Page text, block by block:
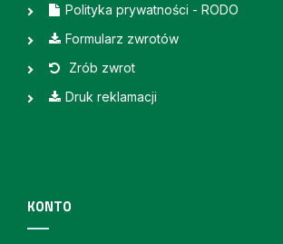
Polityka prywatności - RODO
Formularz zwrotów
Zrób zwrot
Druk reklamacji
KONTO